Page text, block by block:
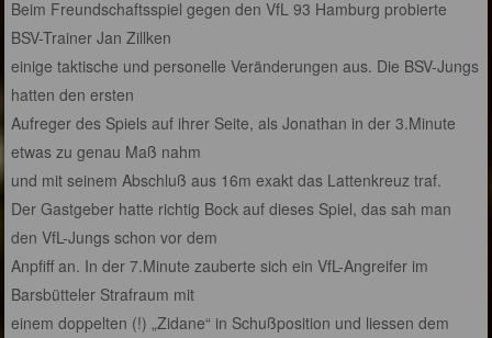
Beim Freundschaftsspiel gegen den VfL 93 Hamburg probierte
BSV-Trainer Jan Zillken
einige taktische und personelle Veränderungen aus. Die BSV-Jungs
hatten den ersten
Aufreger des Spiels auf ihrer Seite, als Jonathan in der 3.Minute
etwas zu genau Maß nahm
und mit seinem Abschluß aus 16m exakt das Lattenkreuz traf.
Der Gastgeber hatte richtig Bock auf dieses Spiel, das sah man
den VfL-Jungs schon vor dem
Anpfiff an. In der 7.Minute zauberte sich ein VfL-Angreifer im
Barsbütteler Strafraum mit
einem doppelten (!) „Zidane“ in Schußposition und liessen dem